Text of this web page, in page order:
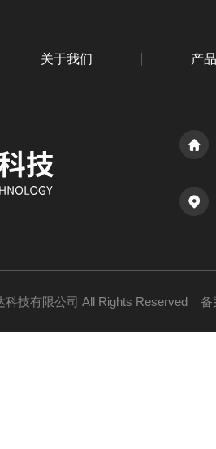
关于我们 产
科技有限公司 All Rights Reserved 备